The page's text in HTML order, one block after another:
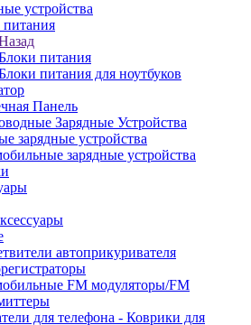
устройства
питания
питания для ноутбуков
Панель
Зарядные Устройства
зарядные устройства
зарядные устройства
автоприкуривателя
FM модуляторы/FM
для телефона - Коврики для